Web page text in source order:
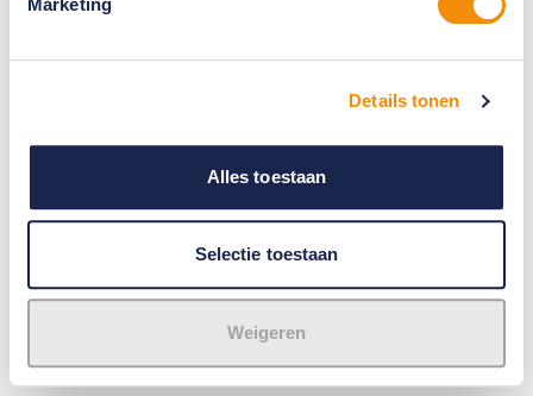
Details tonen
Alles toestaan
Selectie toestaan
Weigeren